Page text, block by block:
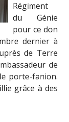
Régiment
du Génie
pour ce don
dernier à
de Terre
de
porte-fanion.
grâce à des